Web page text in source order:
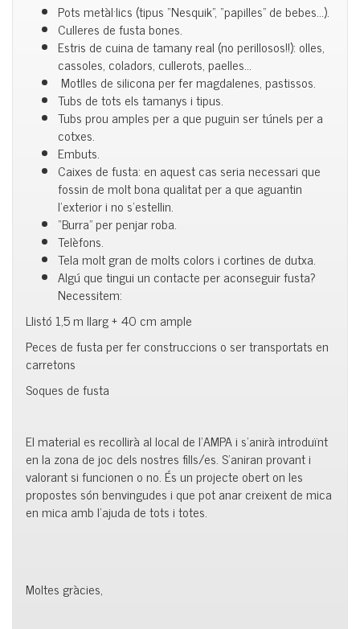
Pots metàl·lics (tipus “Nesquik”, “papilles” de bebes…).
Culleres de fusta bones.
Estris de cuina de tamany real (no perillosos!!): olles,
cassoles, coladors, cullerots, paelles…
Motlles de silicona per fer magdalenes, pastissos.
Tubs de tots els tamanys i tipus.
Tubs prou amples per a que puguin ser túnels per a
cotxes.
Embuts.
Caixes de fusta: en aquest cas seria necessari que
fossin de molt bona qualitat per a que aguantin
l’exterior i no s’estellin.
“Burra” per penjar roba.
Telèfons.
Tela molt gran de molts colors i cortines de dutxa.
Algú que tingui un contacte per aconseguir fusta?
Necessitem:
Llistó 1,5 m llarg + 40 cm ample
Peces de fusta per fer construccions o ser transportats en
carretons
Soques de fusta
El material es recollirà al local de l’AMPA i s’anirà introduïnt
en la zona de joc dels nostres fills/es. S’aniran provant i
valorant si funcionen o no. És un projecte obert on les
propostes són benvingudes i que pot anar creixent de mica
en mica amb l’ajuda de tots i totes.
Moltes gràcies,